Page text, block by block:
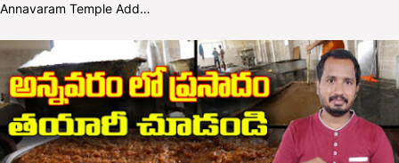
Annavaram Temple Add…